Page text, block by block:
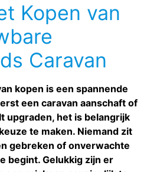
Kopen van
Caravan
kopen is een spannende
een caravan aanschaft of
upgraden, het is belangrijk
te maken. Niemand zit
gebreken of onverwachte
begint. Gelukkig zijn er